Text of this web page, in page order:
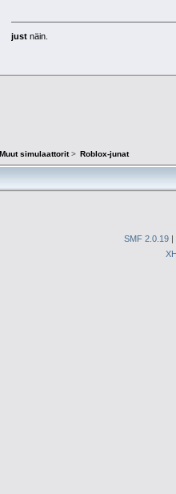
just näin.
Muut simulaattorit> Roblox-junat
SMF 2.0.19 |